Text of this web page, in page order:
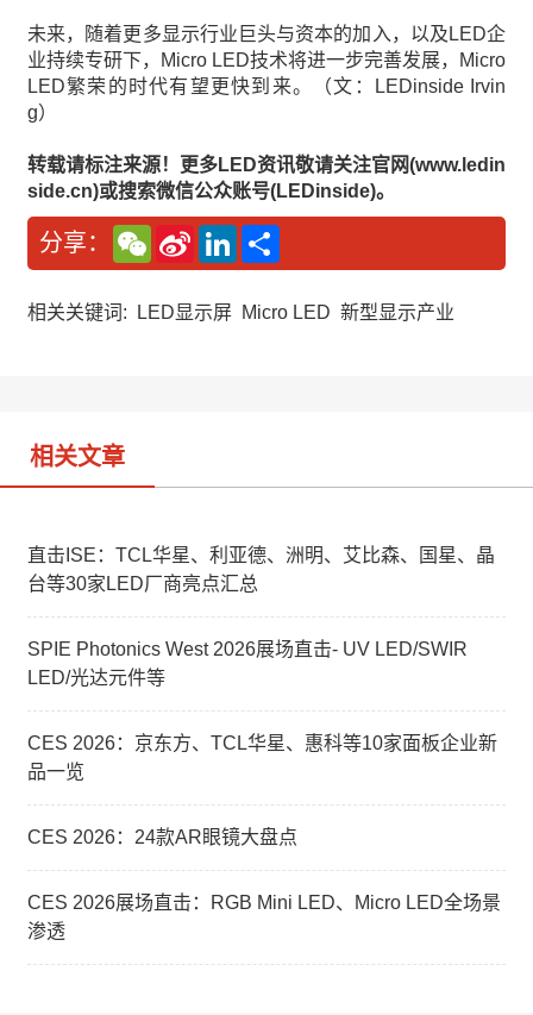
未来，随着更多显示行业巨头与资本的加入，以及LED企
业持续专研下，Micro LED技术将进一步完善发展，Micro
LED繁荣的时代有望更快到来。（文：LEDinside Irvin
g）
转载请标注来源！更多LED资讯敬请关注官网(www.ledin
side.cn)或搜索微信公众账号(LEDinside)。
分享：
W
e
C
a
S
n
W
L
n
e
相关关键词: LED显示屏 Micro LED 新型显示产业
相关文章
直击ISE：TCL华星、利亚德、洲明、艾比森、国星、晶
台等30家LED厂商亮点汇总
SPIE Photonics West 2026展场直击- UV LED/SWIR
LED/光达元件等
CES 2026：京东方、TCL华星、惠科等10家面板企业新
品一览
CES 2026：24款AR眼镜大盘点
CES 2026展场直击：RGB Mini LED、Micro LED全场景
渗透